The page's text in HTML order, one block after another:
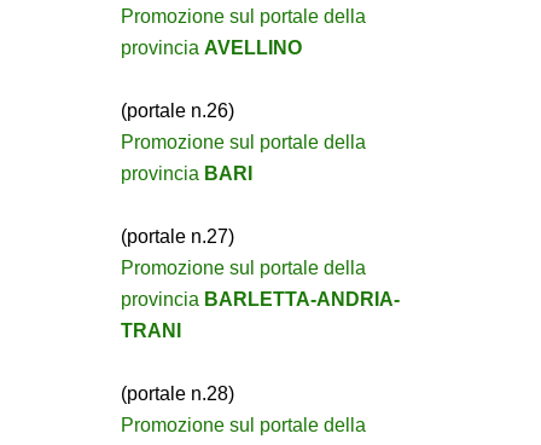
Promozione sul portale della
provincia AVELLINO
(portale n.26)
Promozione sul portale della
provincia BARI
(portale n.27)
Promozione sul portale della
provincia BARLETTA-ANDRIA-
TRANI
(portale n.28)
Promozione sul portale della